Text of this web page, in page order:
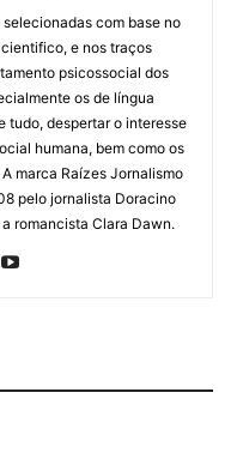
com base no
e nos traços
psicossocial dos
os de língua
tudo, despertar o interesse
humana, bem como os
marca Raízes Jornalismo
pelo jornalista Doracino
romancista Clara Dawn.